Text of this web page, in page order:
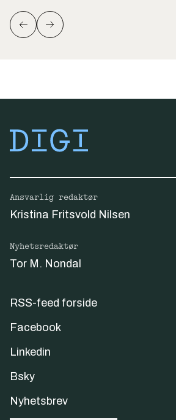
Ansvarlig redaktør
Kristina Fritsvold Nilsen
Nyhetsredaktør
Tor M. Nondal
RSS-feed forside
Facebook
Linkedin
Bsky
Nyhetsbrev